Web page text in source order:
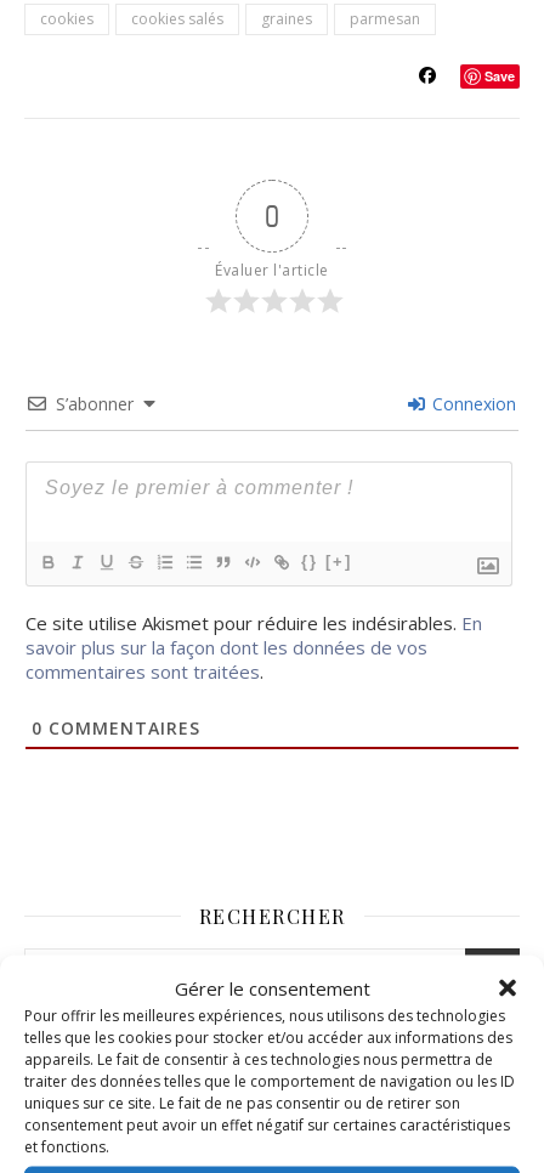
Gérer le consentement
Pour offrir les meilleures expériences, nous utilisons des technologies
telles que les cookies pour stocker et/ou accéder aux informations des
appareils. Le fait de consentir à ces technologies nous permettra de
traiter des données telles que le comportement de navigation ou les ID
uniques sur ce site. Le fait de ne pas consentir ou de retirer son
consentement peut avoir un effet négatif sur certaines caractéristiques
et fonctions.
cookies cookies salés graines parmesan
Save
0
Évaluer l'article
S’abonner Connexion
{} [+]
Ce site utilise Akismet pour réduire les indésirables. En
savoir plus sur la façon dont les données de vos
commentaires sont traitées.
0 COMMENTAIRES
RECHERCHER